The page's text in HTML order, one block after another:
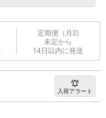
定期便（月2)
未定から
14日以内に発送
入荷アラート